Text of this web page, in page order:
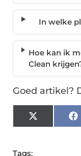
In welke
Hoe kan ik
Clean
Goed artikel?
X
(Twitter)
Tags: